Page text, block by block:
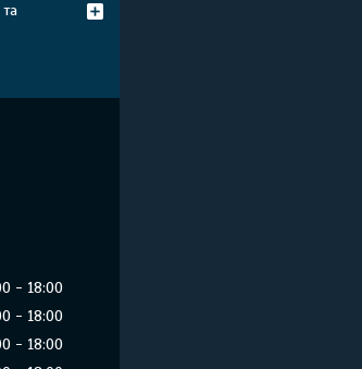
18:00
18:00
18:00